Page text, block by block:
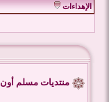
الإهداءات
منتديات مسلم أون